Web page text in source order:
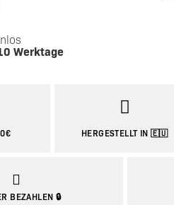
Werktage
HERGESTELLT IN 🇪🇺
BEZAHLEN 🔒